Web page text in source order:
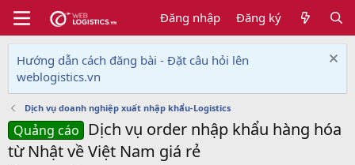
Đăng nhập Đăng ký
Hướng dẫn cách đăng bài - Đặt câu hỏi lên
weblogistics.vn
Dịch vụ doanh nghiệp xuất nhập khẩu-Logistics
Quảng cáo
Dịch vụ order nhập khẩu hàng hóa
từ Nhật về Việt Nam giá rẻ